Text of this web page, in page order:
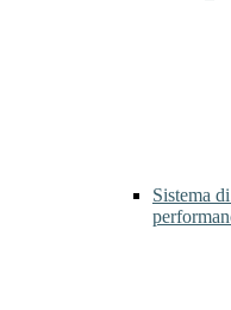
Sistema